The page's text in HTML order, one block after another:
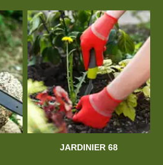
JARDINIER 68